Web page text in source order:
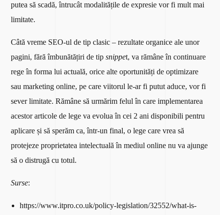
putea să scadă, întrucât modalitățile de expresie vor fi mult mai
limitate.
Câtă vreme SEO-ul de tip clasic – rezultate organice ale unor
pagini, fără îmbunătățiri de tipsnippet, va rămâne în continuare
rege în forma lui actuală, orice alte oportunități de optimizare
sau marketing online, pe care viitorul le-ar fi putut aduce, vor fi
sever limitate. Rămâne să urmărim felul în care implementarea
acestor articole de lege va evolua în cei 2 ani disponibili pentru
aplicare și să sperăm ca, într-un final, o lege care vrea să
protejeze proprietatea intelectuală în mediul online nu va ajunge
să o distrugă cu totul.
Surse:
https://www.itpro.co.uk/policy-legislation/32552/what-is-